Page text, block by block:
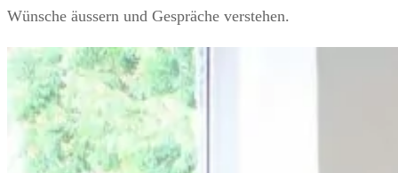
Wünsche äussern und Gespräche verstehen.